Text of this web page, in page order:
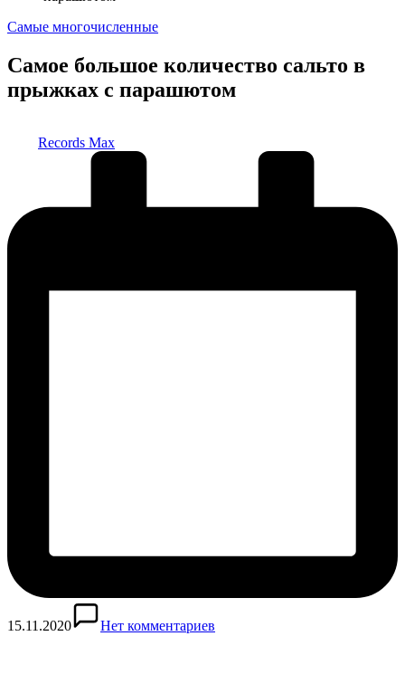
Опубликовано
Самые многочисленные
Самое большое количество сальто в
прыжках с парашютом
Records Max
15.11.2020 Нет комментариев